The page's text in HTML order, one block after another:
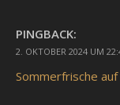
PINGBACK:
2. OKTOBER 2024 UM
Sommerfrische